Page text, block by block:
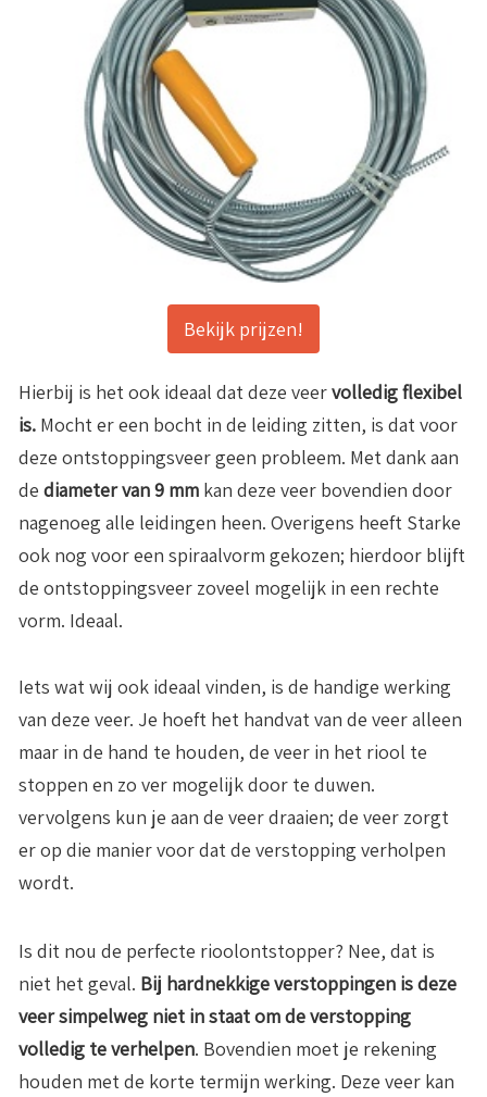
Bekijk prijzen!
Hierbij is het ook ideaal dat deze veervolledig flexibel
is. Mocht er een bocht in de leiding zitten, is dat voor
deze ontstoppingsveer geen probleem. Met dank aan
de diameter van 9 mm kan deze veer bovendien door
nagenoeg alle leidingen heen. Overigens heeft Starke
ook nog voor een spiraalvorm gekozen; hierdoor blijft
de ontstoppingsveer zoveel mogelijk in een rechte
vorm. Ideaal.
Iets wat wij ook ideaal vinden, is de handige werking
van deze veer. Je hoeft het handvat van de veer alleen
maar in de hand te houden, de veer in het riool te
stoppen en zo ver mogelijk door te duwen.
vervolgens kun je aan de veer draaien; de veer zorgt
er op die manier voor dat de verstopping verholpen
wordt.
Is dit nou de perfecte rioolontstopper? Nee, dat is
niet het geval. Bij hardnekkige verstoppingen is deze
veer simpelweg niet in staat om de verstopping
volledig te verhelpen. Bovendien moet je rekening
houden met de korte termijn werking. Deze veer kan